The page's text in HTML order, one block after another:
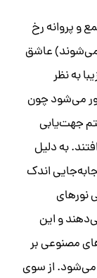
و پروانه رخ
می‌شوند) عاشق
به نظر
می‌شود چون
جهت‌یابی
به دلیل
جابه‌جایی اندک
نورهای
و این
مصنوعی بر
از سوی